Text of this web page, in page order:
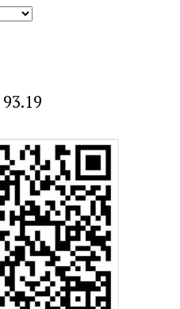
93.19